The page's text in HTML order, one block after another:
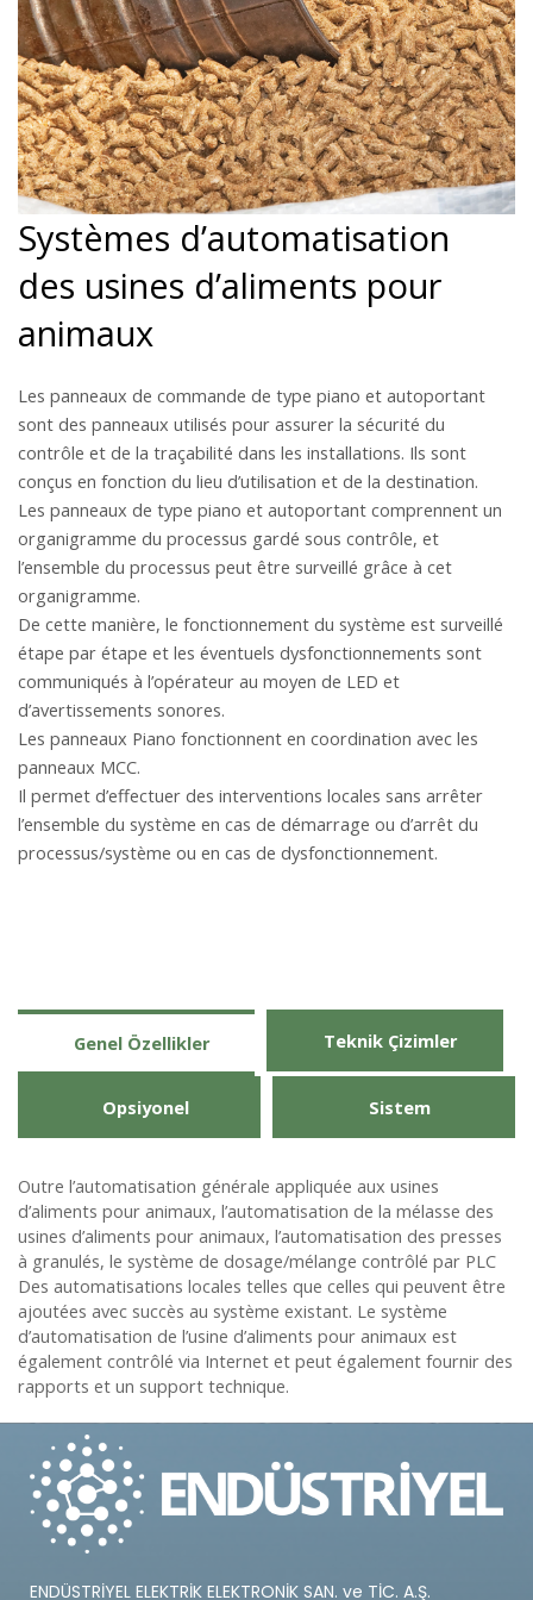
Systèmes d’automatisation
des usines d’aliments pour
animaux
Les panneaux de commande de type piano et autoportant
sont des panneaux utilisés pour assurer la sécurité du
contrôle et de la traçabilité dans les installations. Ils sont
conçus en fonction du lieu d’utilisation et de la destination.
Les panneaux de type piano et autoportant comprennent un
organigramme du processus gardé sous contrôle, et
l’ensemble du processus peut être surveillé grâce à cet
organigramme.
De cette manière, le fonctionnement du système est surveillé
étape par étape et les éventuels dysfonctionnements sont
communiqués à l’opérateur au moyen de LED et
d’avertissements sonores.
Les panneaux Piano fonctionnent en coordination avec les
panneaux MCC.
Il permet d’effectuer des interventions locales sans arrêter
l’ensemble du système en cas de démarrage ou d’arrêt du
processus/système ou en cas de dysfonctionnement.
Genel Özellikler Teknik Çizimler
Opsiyonel Sistem
Outre l’automatisation générale appliquée aux usines
d’aliments pour animaux, l’automatisation de la mélasse des
usines d’aliments pour animaux, l’automatisation des presses
à granulés, le système de dosage/mélange contrôlé par PLC
Des automatisations locales telles que celles qui peuvent être
ajoutées avec succès au système existant. Le système
d’automatisation de l’usine d’aliments pour animaux est
également contrôlé via Internet et peut également fournir des
rapports et un support technique.
ENDÜSTRİYEL ELEKTRİK ELEKTRONİK SAN. ve TİC. A.Ş.